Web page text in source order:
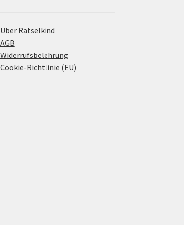
Über Rätselkind
AGB
Widerrufsbelehrung
Cookie-Richtlinie (EU)